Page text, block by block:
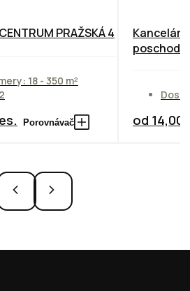
PRAŽSKÁ 4
18 - 350 m²
Porovnávač
poschodie
od 14,00